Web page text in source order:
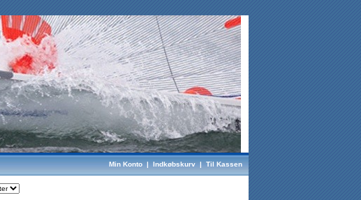
Min Konto | Indkøbskurv | Til Kassen